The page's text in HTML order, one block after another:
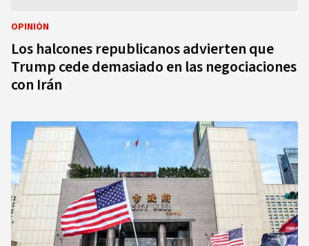
OPINIÓN
Los halcones republicanos advierten que
Trump cede demasiado en las negociaciones
con Irán